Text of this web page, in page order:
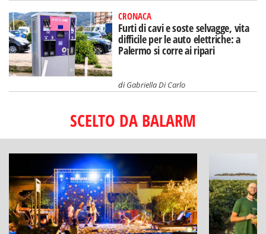
CRONACA
Furti di cavi e soste selvagge, vita
difficile per le auto elettriche: a
Palermo si corre ai ripari
diGabriella Di Carlo
SCELTO DA BALARM